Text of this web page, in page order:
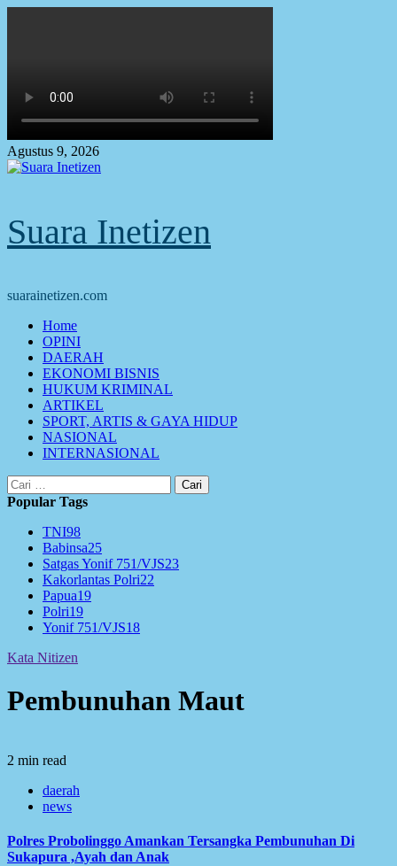
Agustus 9, 2026
Suara Inetizen
suarainetizen.com
Primary
Menu
Home
OPINI
DAERAH
EKONOMI BISNIS
HUKUM KRIMINAL
ARTIKEL
SPORT, ARTIS & GAYA HIDUP
NASIONAL
INTERNASIONAL
Cari
untuk:
Popular Tags
TNI98
Babinsa25
Satgas Yonif 751/VJS23
Kakorlantas Polri22
Papua19
Polri19
Yonif 751/VJS18
Kata Nitizen
Pembunuhan Maut
2 min read
daerah
news
Polres Probolinggo Amankan Tersangka Pembunuhan Di
Sukapura ,Ayah dan Anak